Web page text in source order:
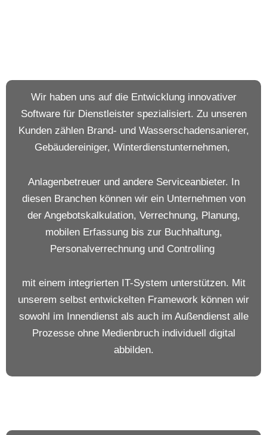
Wir haben uns auf die Entwicklung innovativer
Software für Dienstleister spezialisiert. Zu unseren
Kunden zählen Brand- und Wasserschadensanierer,
Gebäudereiniger, Winterdienstunternehmen,
Anlagenbetreuer und andere Serviceanbieter. In
diesen Branchen können wir ein Unternehmen von
der Angebotskalkulation, Verrechnung, Planung,
mobilen Erfassung bis zur Buchhaltung,
Personalverrechnung und Controlling
mit einem integrierten IT-System unterstützen. Mit
unserem selbst entwickelten Framework können wir
sowohl im Innendienst als auch im Außendienst alle
Prozesse ohne Medienbruch individuell digital
abbilden.